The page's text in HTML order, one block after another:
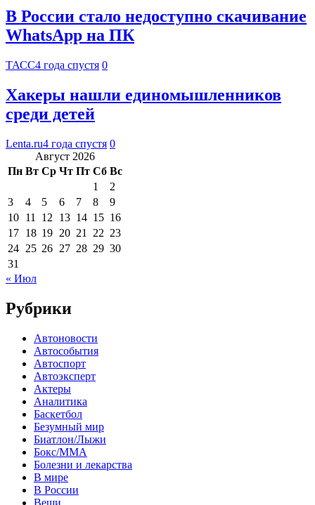
В России стало недоступно скачивание
WhatsApp на ПК
ТАСС4 года спустя 0
Хакеры нашли единомышленников
среди детей
Lenta.ru4 года спустя 0
Август 2026
Пн Вт Ср Чт Пт Сб Вс
1
2
3
4 5 6 7 8
9
10 11 12 13 14 15 16
17 18 19 20 21 22 23
24 25 26 27 28 29 30
31
« Июл
Рубрики
Автоновости
Автособытия
Автоспорт
Автоэксперт
Актеры
Аналитика
Баскетбол
Безумный мир
Биатлон/Лыжи
Бокс/MMA
Болезни и лекарства
В мире
В России
Вещи